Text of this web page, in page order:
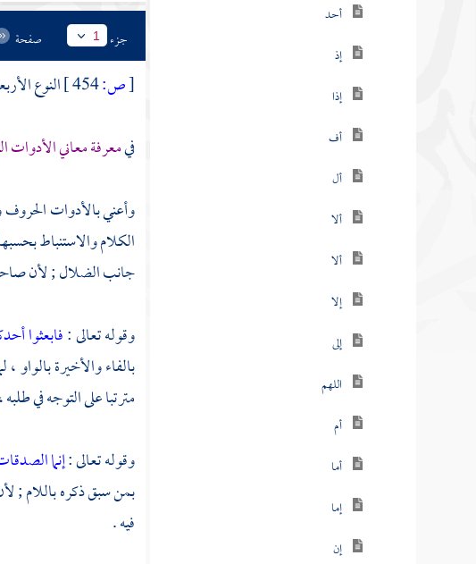
أحد
إذ
إذا
أف
أل
ألا
ألا
إلا
إلى
اللهم
أم
أما
إما
إن
جزء 1 صفحة
[ص:
النوع
فيمعرفة معاني الأدوات
وأعني بالأدوات
الكلام والاستنباط
جانب الضلال ; لأن
وقوله تعالى :فابعثوا
بالفاء والأخيرة بالواو
مترتبا على التوجه في
وقوله تعالى :إنما
بمن سبق ذكره باللام ;
فيه .